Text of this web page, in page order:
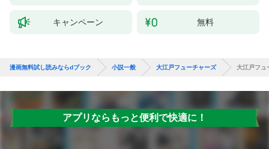
キャンペーン 無料
漫画無料試し読みならdブック 小説一般 大江戸フューチャーズ 大江戸フュ
アプリならもっと便利で快適に！